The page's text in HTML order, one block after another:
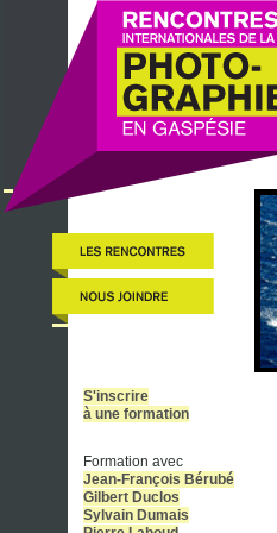
S'inscrire
à une formation
Formation avec
Jean-François Bérubé
Gilbert Duclos
Sylvain Dumais